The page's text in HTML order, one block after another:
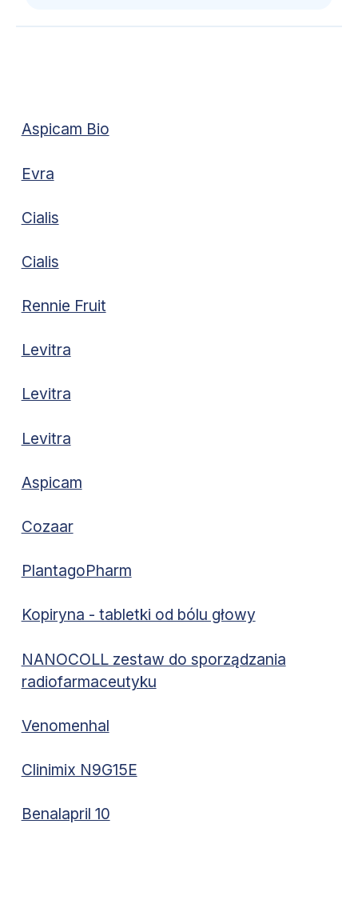
Aspicam Bio
Evra
Cialis
Cialis
Rennie Fruit
Levitra
Levitra
Levitra
Aspicam
Cozaar
PlantagoPharm
Kopiryna - tabletki od bólu głowy
NANOCOLL zestaw do sporządzania
radiofarmaceutyku
Venomenhal
Clinimix N9G15E
Benalapril 10